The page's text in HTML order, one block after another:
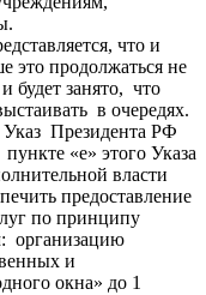
что и
это продолжаться не
будет занято, что
в очередях.
Президента РФ
«е» этого Указа
власти
предоставление
по принципу
организацию
и
окна» до 1